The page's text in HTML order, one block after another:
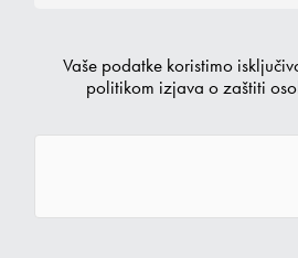
Vaše podatke koristimo
politikom izjava o zaštiti